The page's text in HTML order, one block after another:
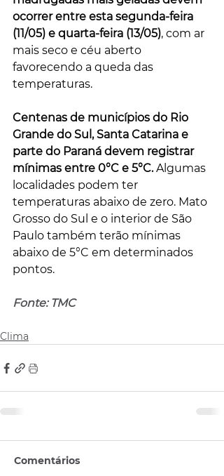
ocorrer entre esta segunda-feira
(11/05) e quarta-feira (13/05), com ar
mais seco e céu aberto
favorecendo a queda das
temperaturas.
Centenas de municípios do Rio
Grande do Sul, Santa Catarina e
parte do Paraná devem registrar
mínimas entre 0°C e 5°C. Algumas
localidades podem ter
temperaturas abaixo de zero. Mato
Grosso do Sul e o interior de São
Paulo também terão mínimas
abaixo de 5°C em determinados
pontos.
Fonte: TMC
Clima
Comentários